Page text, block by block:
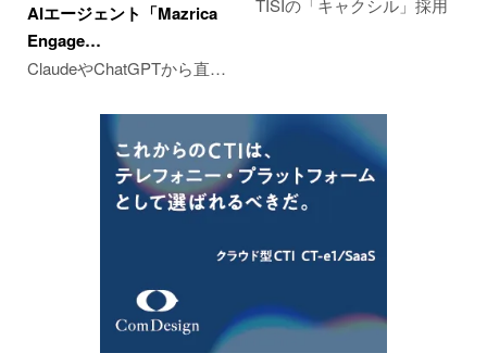
AIエージェント「Mazrica
Engage…
ClaudeやChatGPTから直…
TISIの「キャクシル」採用